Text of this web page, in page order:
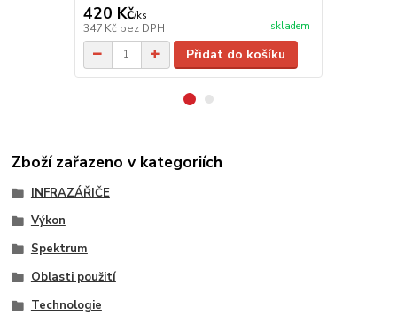
420 Kč/ks
347 Kč bez DPH skladem
Přidat do košíku
Zboží zařazeno v kategoriích
INFRAZÁŘIČE
Výkon
Spektrum
Oblasti použití
Technologie